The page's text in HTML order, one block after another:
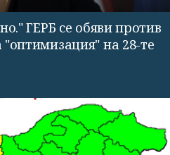
ГЕРБ се обяви против
на 28-те